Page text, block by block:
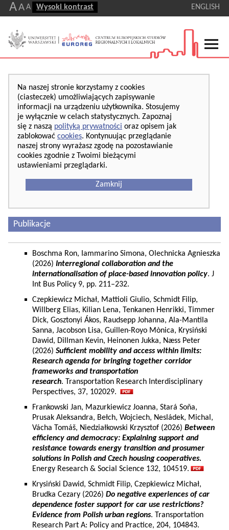
AA A Wysoki kontrast ENGLISH
Na naszej stronie korzystamy z cookies
(ciasteczek) umożliwiających zapisywanie
informacji na urządzeniu użytkownika. Stosujemy
je wyłącznie w celach statystycznych. Zapoznaj
się z naszą polityką prywatności oraz opisem jak
zablokować cookies. Kontynuując przeglądanie
naszej strony wyrażasz zgodę na pozostawianie
cookies zgodnie z Twoimi bieżącymi
ustawieniami przeglądarki.
Zamknij
Publikacje
Boschma Ron, Iammarino Simona, Olechnicka Agnieszka
(2026) Interregional collaboration and the
internationalisation of place-based innovation policy. J
Int Bus Policy 9, pp. 211–232.
Czepkiewicz Michał, Mattioli Giulio, Schmidt Filip,
Willberg Elias, Kilian Lena, Tenkanen Henrikki, Timmer
Dick, Gosztonyi Ákos, Raudsepp Johanna, Ala-Mantila
Sanna, Jacobson Lisa, Guillen-Royo Mònica, Krysiński
Dawid, Dillman Kevin, Heinonen Jukka, Næss Peter
(2026) Sufficient mobility and access within limits:
Research agenda for bringing together corridor
frameworks and transportation
research. Transportation Research Interdisciplinary
Perspectives, 37, 102029.
Frankowski Jan, Mazurkiewicz Joanna, Stará Soňa,
Prusak Aleksandra, Bełch, Wojciech, Nesládek, Michal,
Vácha Tomáš, Niedziałkowski Krzysztof (2026) Between
efficiency and democracy: Explaining support and
resistance towards energy transition and prosumer
solutions in Polish and Czech housing cooperatives.
Energy Research & Social Science 132, 104519.
Krysiński Dawid, Schmidt Filip, Czepkiewicz Michał,
Brudka Cezary (2026) Do negative experiences of car
dependence foster support for car use restrictions?
Evidence from Polish urban regions. Transportation
Research Part A: Policy and Practice, 204, 104843.